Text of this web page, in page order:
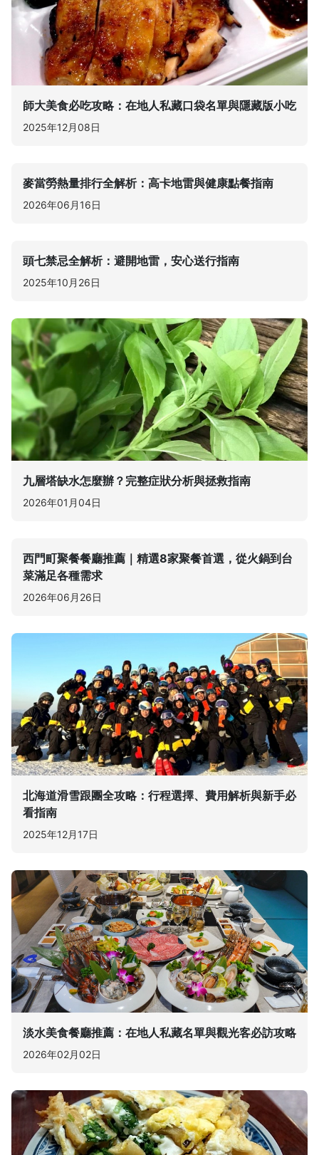
師大美食必吃攻略：在地人私藏口袋名單與隱藏版小吃
2025年12月08日
麥當勞熱量排行全解析：高卡地雷與健康點餐指南
2026年06月16日
頭七禁忌全解析：避開地雷，安心送行指南
2025年10月26日
九層塔缺水怎麼辦？完整症狀分析與拯救指南
2026年01月04日
西門町聚餐餐廳推薦｜精選8家聚餐首選，從火鍋到台
菜滿足各種需求
2026年06月26日
北海道滑雪跟團全攻略：行程選擇、費用解析與新手必
看指南
2025年12月17日
淡水美食餐廳推薦：在地人私藏名單與觀光客必訪攻略
2026年02月02日